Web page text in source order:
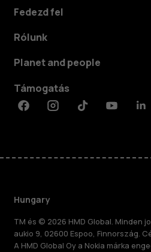
Fedezd fel
Rólunk
Planet and people
Támogatás
FacebookInstagramTiktokYoutube
Hungary
TM és © 2026 HMD Global. Minden
aukio 9, 02600 Espoo, Finnország.
A HMD Global Oy a Nokia márka